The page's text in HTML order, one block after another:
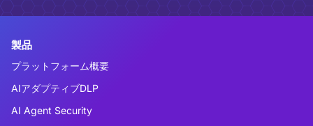
製品
プラットフォーム概要
AIアダプティブDLP
AI Agent Security